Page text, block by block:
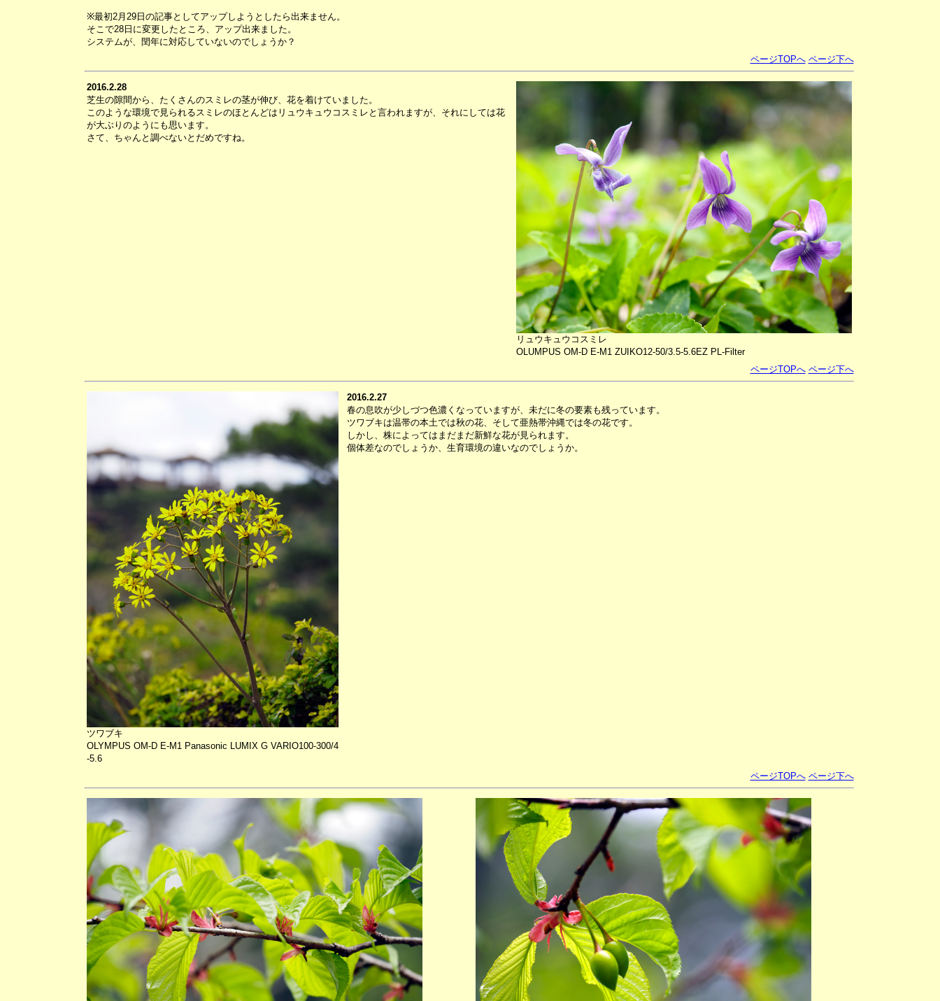
※最初2月29日の記事としてアップしようとしたら出来ません。
そこで28日に変更したところ、アップ出来ました。
システムが、閏年に対応していないのでしょうか？
ページTOPへ ページ下へ
2016.2.28
芝生の隙間から、たくさんのスミレの茎が伸び、花を着けていました。
このような環境で見られるスミレのほとんどはリュウキュウコスミレと言われますが、それにしては花
が大ぶりのようにも思います。
さて、ちゃんと調べないとだめですね。
リュウキュウコスミレ
OLUMPUS OM-D E-M1 ZUIKO12-50/3.5-5.6EZ PL-Filter
ページTOPへ ページ下へ
ツワブキ
OLYMPUS OM-D E-M1 Panasonic LUMIX G VARIO100-300/4
-5.6
2016.2.27
春の息吹が少しづつ色濃くなっていますが、未だに冬の要素も残っています。
ツワブキは温帯の本土では秋の花、そして亜熱帯沖縄では冬の花です。
しかし、株によってはまだまだ新鮮な花が見られます。
個体差なのでしょうか、生育環境の違いなのでしょうか。
ページTOPへ ページ下へ